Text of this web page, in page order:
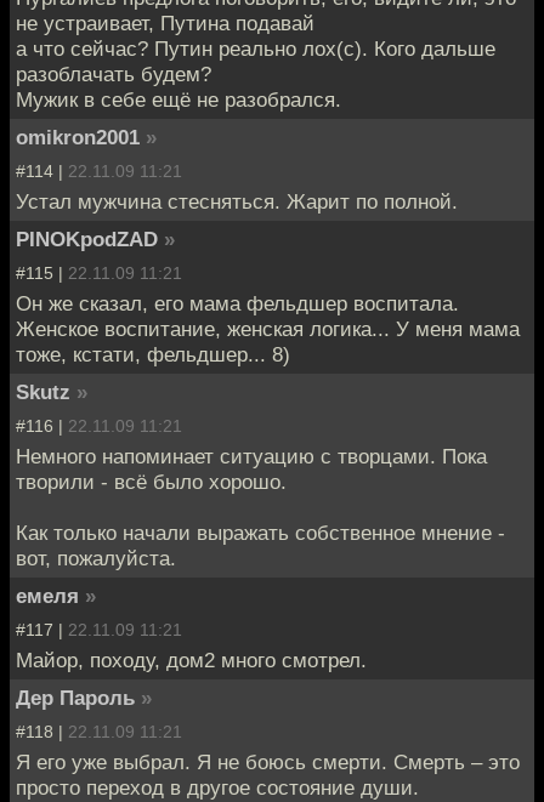
не устраивает, Путина подавай
а что сейчас? Путин реально лох(с). Кого дальше
разоблачать будем?
Мужик в себе ещё не разобрался.
omikron2001 »
#114 | 22.11.09 11:21
Устал мужчина стесняться. Жарит по полной.
PINOKpodZAD »
#115 | 22.11.09 11:21
Он же сказал, его мама фельдшер воспитала.
Женское воспитание, женская логика... У меня мама
тоже, кстати, фельдшер... 8)
Skutz »
#116 | 22.11.09 11:21
Немного напоминает ситуацию с творцами. Пока
творили - всё было хорошо.
Как только начали выражать собственное мнение -
вот, пожалуйста.
емеля »
#117 | 22.11.09 11:21
Майор, походу, дом2 много смотрел.
Дер Пароль »
#118 | 22.11.09 11:21
Я его уже выбрал. Я не боюсь смерти. Смерть – это
просто переход в другое состояние души.